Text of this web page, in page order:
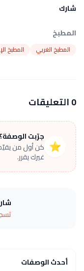
شارك
المطبخ
المطبخ الغربي المطبخ
0 التعليقات
⭐
جرّبت الوصفة؟
كن أول من
غيرك يقرر.
أحدث الوصفات